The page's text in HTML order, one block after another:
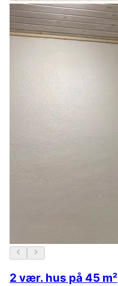
2 vær. hus på 45 m²